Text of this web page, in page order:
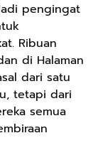
pengingat
Ribuan
di Halaman
dari satu
tetapi dari
semua